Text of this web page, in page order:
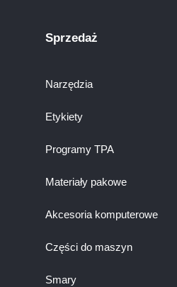
Sprzedaż
Narzędzia
Etykiety
Programy TPA
Materiały pakowe
Akcesoria komputerowe
Części do maszyn
Smary